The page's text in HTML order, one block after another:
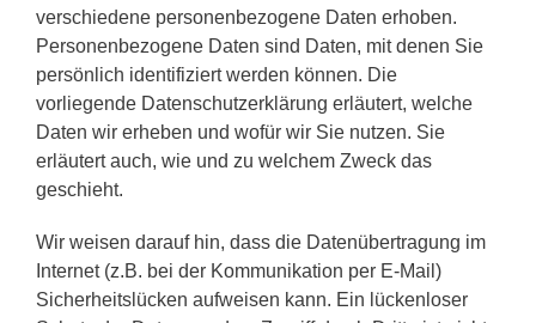
verschiedene personenbezogene Daten erhoben.
Personenbezogene Daten sind Daten, mit denen Sie
persönlich identifiziert werden können. Die
vorliegende Datenschutzerklärung erläutert, welche
Daten wir erheben und wofür wir Sie nutzen. Sie
erläutert auch, wie und zu welchem Zweck das
geschieht.
Wir weisen darauf hin, dass die Datenübertragung im
Internet (z.B. bei der Kommunikation per E-Mail)
Sicherheitslücken aufweisen kann. Ein lückenloser